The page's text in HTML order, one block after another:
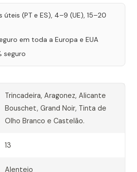
úteis (PT e ES), 4–9 (UE), 15–20
em toda a Europa e EUA
seguro
Trincadeira, Aragonez, Alicante
Bouschet, Grand Noir, Tinta de
Olho Branco e Castelão.
13
Alentejo